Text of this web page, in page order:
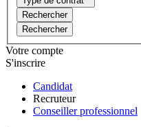
Rechercher
Rechercher
Votre compte
S'inscrire
Candidat
Recruteur
Conseiller professionnel